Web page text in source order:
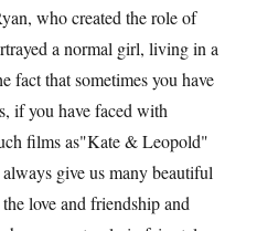
who created the role of
a normal girl, living in a
fact that sometimes you have
if you have faced with
films as"Kate & Leopold"
give us many beautiful
love and friendship and